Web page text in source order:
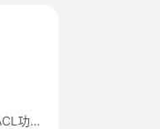
华为云新创建OBS桶默认禁止设置公开桶策略与公开ACL功能通知